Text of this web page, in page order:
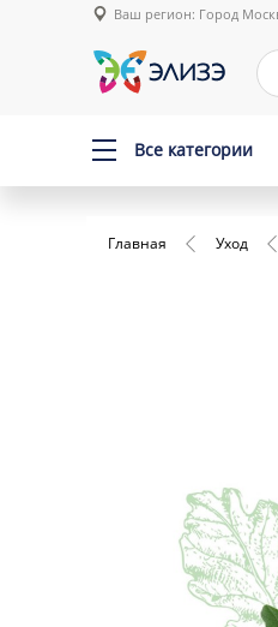
Ваш регион: Город
Все категории
Главная Уход